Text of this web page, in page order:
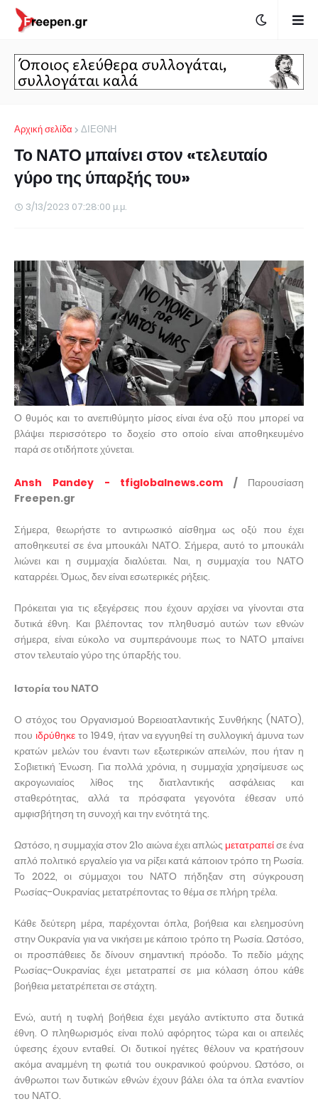
Αρχική σελίδα ΔΙΕΘΝΗ
Το ΝΑΤΟ μπαίνει στον «τελευταίο
γύρο της ύπαρξής του»
3/13/2023 07:28:00 μ.μ.
Ο θυμός και το ανεπιθύμητο μίσος είναι ένα οξύ που μπορεί να
βλάψει περισσότερο το δοχείο στο οποίο είναι αποθηκευμένο
παρά σε οτιδήποτε χύνεται.
Ansh Pandey - tfiglobalnews.com / Παρουσίαση
Freepen.gr
Σήμερα, θεωρήστε το αντιρωσικό αίσθημα ως οξύ που έχει
αποθηκευτεί σε ένα μπουκάλι ΝΑΤΟ. Σήμερα, αυτό το μπουκάλι
λιώνει και η συμμαχία διαλύεται. Ναι, η συμμαχία του ΝΑΤΟ
καταρρέει. Όμως, δεν είναι εσωτερικές ρήξεις.
Πρόκειται για τις εξεγέρσεις που έχουν αρχίσει να γίνονται στα
δυτικά έθνη. Και βλέποντας τον πληθυσμό αυτών των εθνών
σήμερα, είναι εύκολο να συμπεράνουμε πως το ΝΑΤΟ μπαίνει
στον τελευταίο γύρο της ύπαρξής του.
Ιστορία του ΝΑΤΟ
Ο στόχος του Οργανισμού Βορειοατλαντικής Συνθήκης (ΝΑΤΟ),
που ιδρύθηκετο 1949, ήταν να εγγυηθεί τη συλλογική άμυνα των
κρατών μελών του έναντι των εξωτερικών απειλών, που ήταν η
Σοβιετική Ένωση. Για πολλά χρόνια, η συμμαχία χρησίμευσε ως
ακρογωνιαίος λίθος της διατλαντικής ασφάλειας και
σταθερότητας, αλλά τα πρόσφατα γεγονότα έθεσαν υπό
αμφισβήτηση τη συνοχή και την ενότητά της.
Ωστόσο, η συμμαχία στον 21ο αιώνα έχει απλώς μετατραπείσε ένα
απλό πολιτικό εργαλείο για να ρίξει κατά κάποιον τρόπο τη Ρωσία.
Το 2022, οι σύμμαχοι του ΝΑΤΟ πήδηξαν στη σύγκρουση
Ρωσίας-Ουκρανίας μετατρέποντας το θέμα σε πλήρη τρέλα.
Κάθε δεύτερη μέρα, παρέχονται όπλα, βοήθεια και ελεημοσύνη
στην Ουκρανία για να νικήσει με κάποιο τρόπο τη Ρωσία. Ωστόσο,
οι προσπάθειες δε δίνουν σημαντική πρόοδο. Το πεδίο μάχης
Ρωσίας-Ουκρανίας έχει μετατραπεί σε μια κόλαση όπου κάθε
βοήθεια μετατρέπεται σε στάχτη.
Ενώ, αυτή η τυφλή βοήθεια έχει μεγάλο αντίκτυπο στα δυτικά
έθνη. Ο πληθωρισμός είναι πολύ αφόρητος τώρα και οι απειλές
ύφεσης έχουν ενταθεί. Οι δυτικοί ηγέτες θέλουν να κρατήσουν
ακόμα αναμμένη τη φωτιά του ουκρανικού φούρνου. Ωστόσο, οι
άνθρωποι των δυτικών εθνών έχουν βάλει όλα τα όπλα εναντίον
του ΝΑΤΟ.